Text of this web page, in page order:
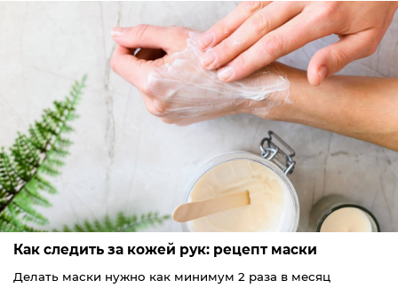
Как следить за кожей рук: рецепт маски
Делать маски нужно как минимум 2 раза в месяц